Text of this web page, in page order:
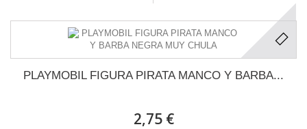
PLAYMOBIL FIGURA PIRATA MANCO Y BARBA...
2,75 €